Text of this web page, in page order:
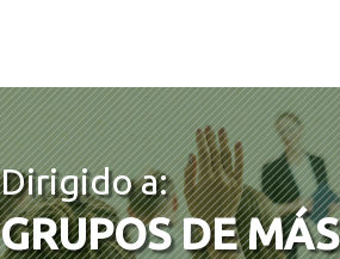
Dirigido a:
GRUPOS DE MÁS